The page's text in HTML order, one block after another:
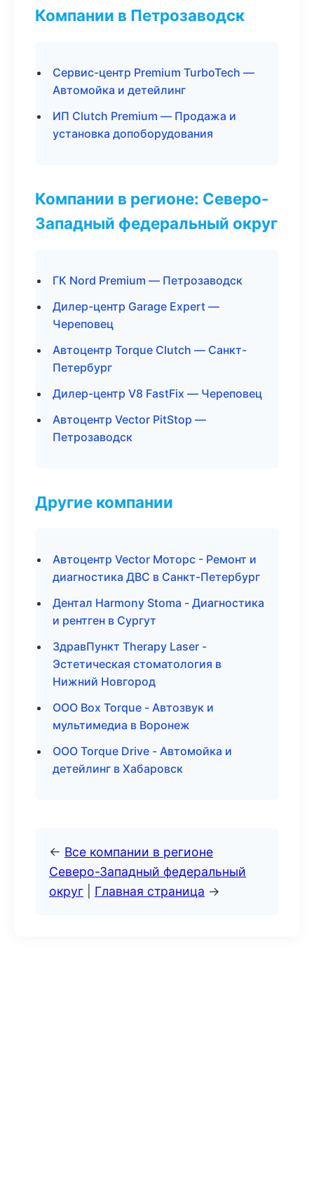
Компании в Петрозаводск
Сервис-центр Premium TurboTech —
Автомойка и детейлинг
ИП Clutch Premium — Продажа и
установка допоборудования
Компании в регионе: Северо-
Западный федеральный округ
ГК Nord Premium — Петрозаводск
Дилер-центр Garage Expert —
Череповец
Автоцентр Torque Clutch — Санкт-
Петербург
Дилер-центр V8 FastFix — Череповец
Автоцентр Vector PitStop —
Петрозаводск
Другие компании
Автоцентр Vector Моторс - Ремонт и
диагностика ДВС в Санкт-Петербург
Дентал Harmony Stoma - Диагностика
и рентген в Сургут
ЗдравПункт Therapy Laser -
Эстетическая стоматология в
Нижний Новгород
ООО Box Torque - Автозвук и
мультимедиа в Воронеж
ООО Torque Drive - Автомойка и
детейлинг в Хабаровск
← Все компании в регионе
Северо-Западный федеральный
округ
Главная страница →